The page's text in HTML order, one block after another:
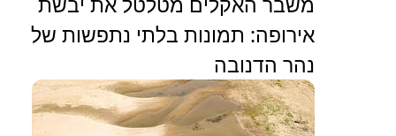
אירופה: תמונות בלתי נתפשות של
נהר הדנובה